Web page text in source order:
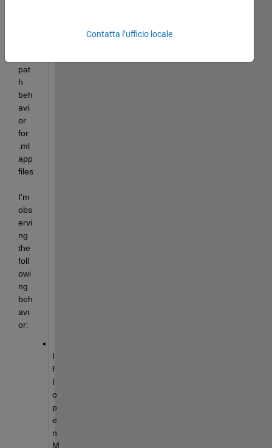
pat
h
beh
avi
or
for
.ml
app
files
I'm
obs
ervi
ng
the
foll
owi
ng
beh
avi
or:
I
f
I
o
p
e
n
M
Contatta l’ufficio locale